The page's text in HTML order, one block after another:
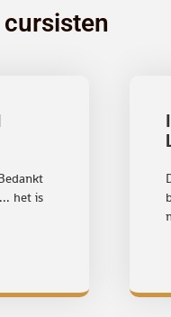
het is